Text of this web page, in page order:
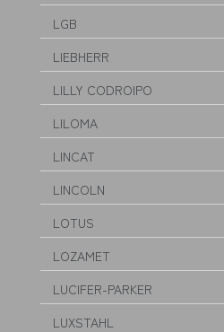
LGB
LIEBHERR
LILLY CODROIPO
LILOMA
LINCAT
LINCOLN
LOTUS
LOZAMET
LUCIFER-PARKER
LUXSTAHL